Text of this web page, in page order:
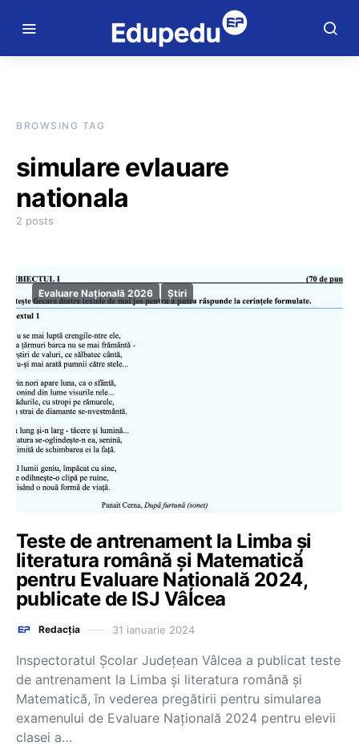
BROWSING TAG
simulare evlauare
nationala
2 posts
Evaluare Națională 2026 Știri
Teste de antrenament la Limba și
literatura română și Matematică
pentru Evaluare Națională 2024,
publicate de ISJ Vâlcea
Redacția 31 ianuarie 2024
Inspectoratul Școlar Județean Vâlcea a publicat teste
de antrenament la Limba și literatura română și
Matematică, în vederea pregătirii pentru simularea
examenului de Evaluare Națională 2024 pentru elevii
clasei a…